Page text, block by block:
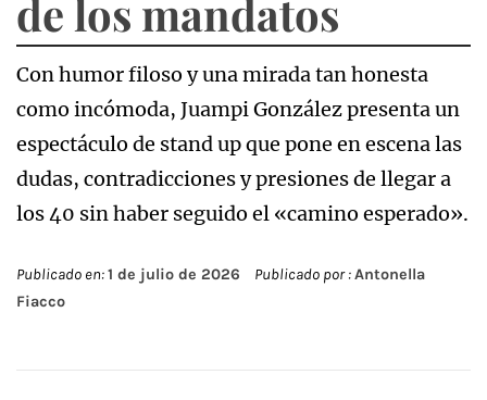
de los mandatos
Con humor filoso y una mirada tan honesta
como incómoda, Juampi González presenta un
espectáculo de stand up que pone en escena las
dudas, contradicciones y presiones de llegar a
los 40 sin haber seguido el «camino esperado».
Publicado en:1 de julio de 2026 Publicado por :Antonella
Fiacco